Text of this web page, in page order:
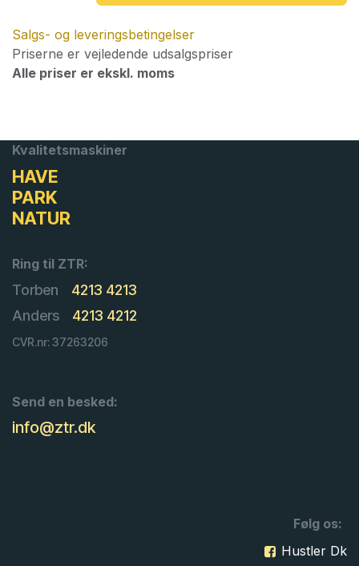
Salgs- og leveringsbetingelser
Priserne er vejledende udsalgspriser
Alle priser er ekskl. moms
Kvalitetsmaskiner
HAVE
PARK
NATUR
Ring til ZTR:
Torben
4213 4213
Anders
4213 4212
CVR.nr: 37263206
Send en besked:
info@ztr.dk
Følg os:
Hustler Dk